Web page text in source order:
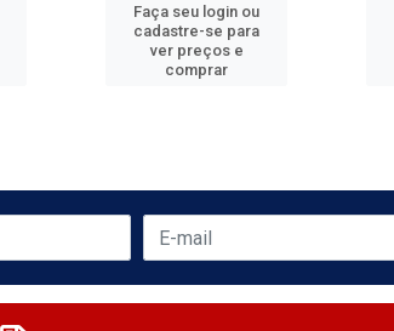
Faça seu login ou
cadastre-se para
ver preços e
comprar